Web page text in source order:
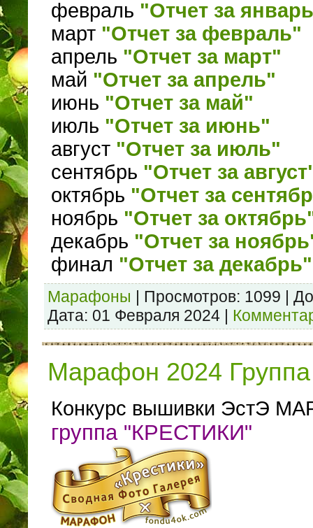
февраль "Отчет за
март "Отчет за февраль"
апрель "Отчет за март"
май "Отчет за апрель"
июнь "Отчет за май"
июль "Отчет за июнь"
август "Отчет за июль"
сентябрь "Отчет за
октябрь "Отчет за
ноябрь "Отчет за
декабрь "Отчет за
финал "Отчет за декабрь"
Марафоны | Просмотров: 1099 |
Дата: 01 Февраля 2024 |
Марафон 2024 Группа
Конкурс вышивки ЭстЭ
группа "КРЕСТИКИ"